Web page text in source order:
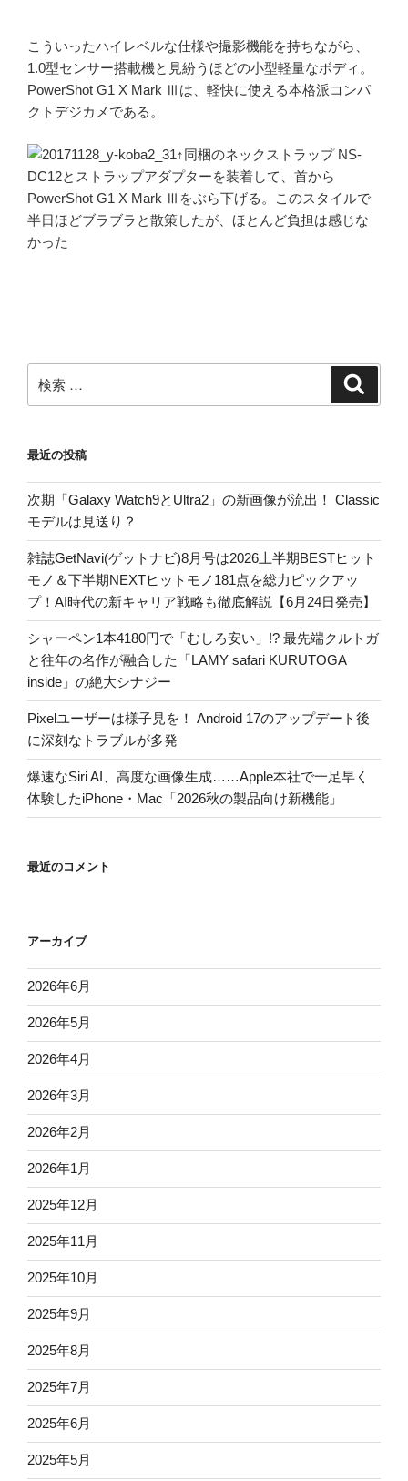
こういったハイレベルな仕様や撮影機能を持ちながら、
1.0型センサー搭載機と見紛うほどの小型軽量なボディ。
PowerShot G1 X Mark Ⅲは、軽快に使える本格派コンパ
クトデジカメである。
↑同梱のネックストラップ NS-
DC12とストラップアダプターを装着して、首から
PowerShot G1 X Mark Ⅲをぶら下げる。このスタイルで
半日ほどブラブラと散策したが、ほとんど負担は感じな
かった
索:
最近の投稿
次期「Galaxy Watch9とUltra2」の新画像が流出！ Classic
モデルは見送り？
雑誌GetNavi(ゲットナビ)8月号は2026上半期BESTヒット
モノ＆下半期NEXTヒットモノ181点を総力ピックアッ
プ！AI時代の新キャリア戦略も徹底解説【6月24日発売】
シャーペン1本4180円で「むしろ安い」!? 最先端クルトガ
と往年の名作が融合した「LAMY safari KURUTOGA
inside」の絶大シナジー
Pixelユーザーは様子見を！ Android 17のアップデート後
に深刻なトラブルが多発
爆速なSiri AI、高度な画像生成……Apple本社で一足早く
体験したiPhone・Mac「2026秋の製品向け新機能」
最近のコメント
アーカイブ
2026年6月
2026年5月
2026年4月
2026年3月
2026年2月
2026年1月
2025年12月
2025年11月
2025年10月
2025年9月
2025年8月
2025年7月
2025年6月
2025年5月